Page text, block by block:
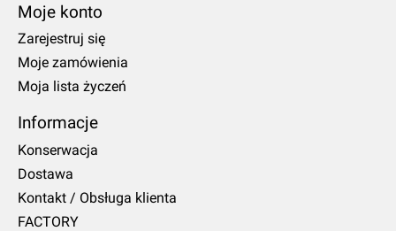
Moje konto
Zarejestruj się
Moje zamówienia
Moja lista życzeń
Informacje
Konserwacja
Dostawa
Kontakt / Obsługa klienta
FACTORY